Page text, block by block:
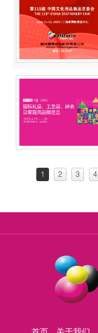
1 2 3 4